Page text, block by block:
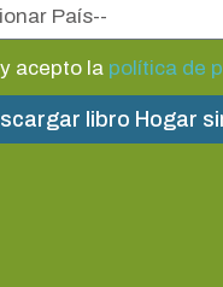
acepto la política de
libro Hogar